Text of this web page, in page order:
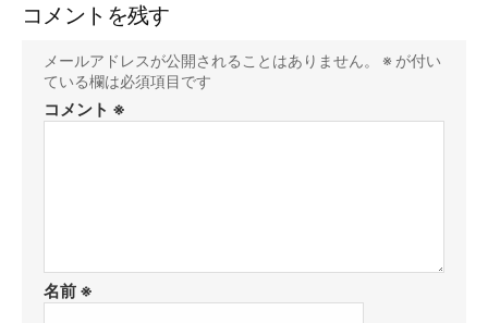
コメントを残す
メールアドレスが公開されることはありません。 ※ が付い
ている欄は必須項目です
コメント ※
名前 ※